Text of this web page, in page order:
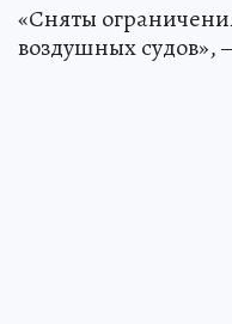
«Сняты
воздушных судов»,